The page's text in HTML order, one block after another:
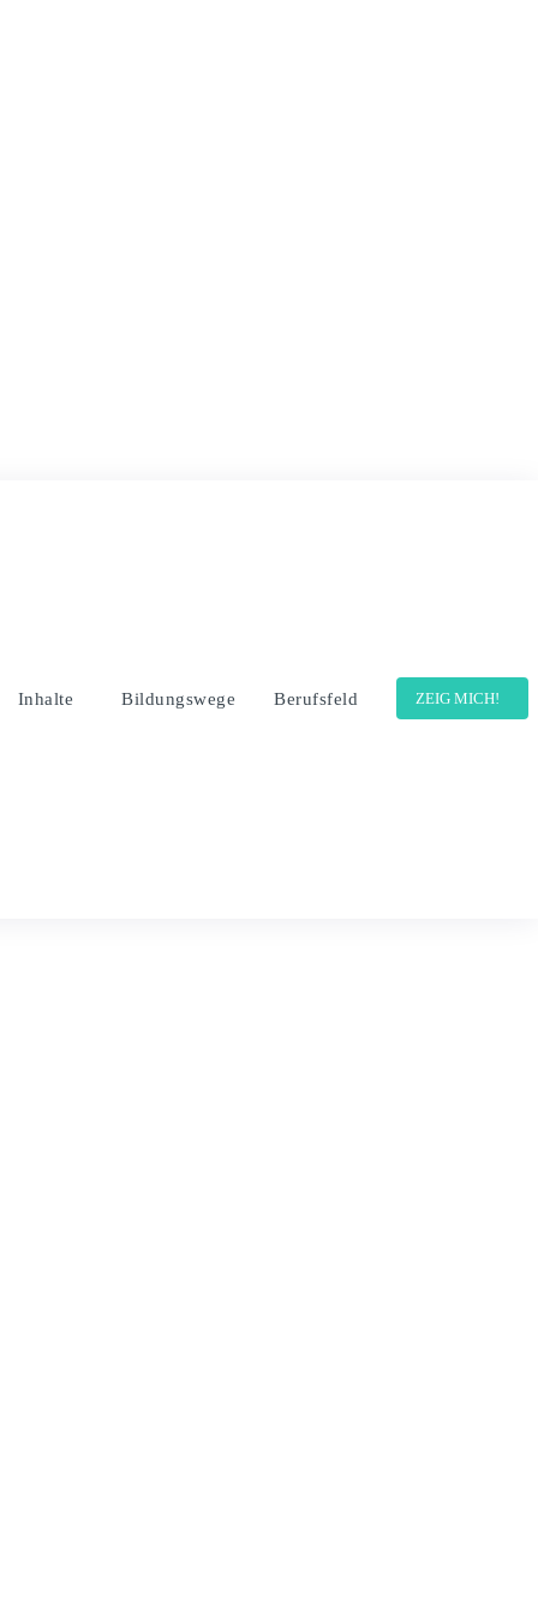
Inhalte Bildungswege Berufsfeld ZEIG MICH!